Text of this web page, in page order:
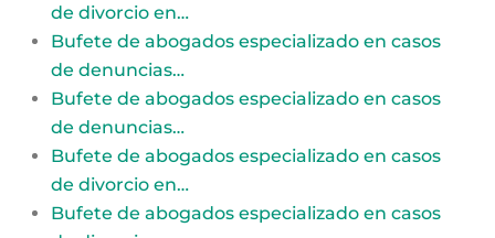
de divorcio en…
Bufete de abogados especializado en casos
de denuncias…
Bufete de abogados especializado en casos
de denuncias…
Bufete de abogados especializado en casos
de divorcio en…
Bufete de abogados especializado en casos